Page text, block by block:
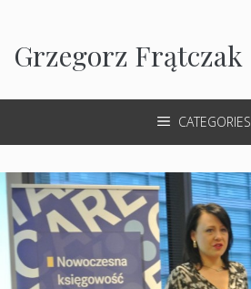
Grzegorz Frątczak
CATEGORIES